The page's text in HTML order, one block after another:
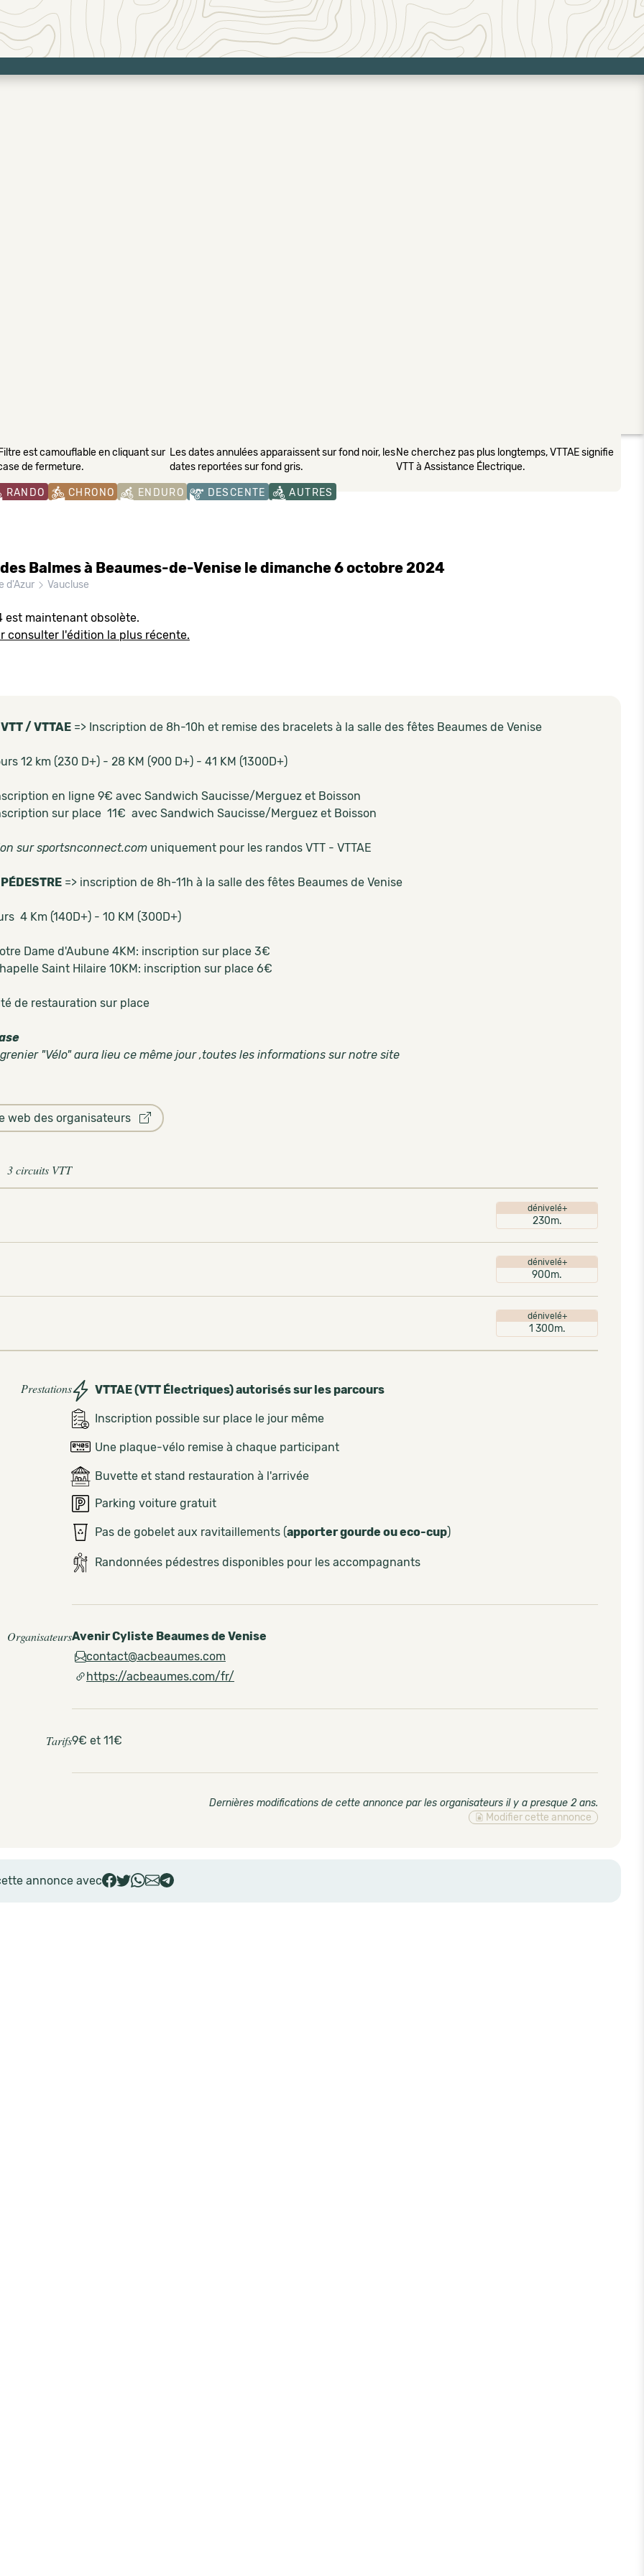
est camouflable en cliquant sur
de fermeture.
Les dates annulées apparaissent sur fond noir, les
dates reportées sur fond gris.
Ne cherchez pas plus longtemps, VTTAE signifie
VTT à Assistance Électrique.
RANDO CHRONO ENDURO DESCENTE AUTRES
Balmes à Beaumes-de-Venise le dimanche 6 octobre 2024
d'Azur Vaucluse
est maintenant obsolète.
consulter l'édition la plus récente.
/ VTTAE => Inscription de 8h-10h et remise des bracelets à la salle des fêtes Beaumes de Venise
12 km (230 D+) - 28 KM (900 D+) - 41 KM (1300D+)
en ligne 9€ avec Sandwich Saucisse/Merguez et Boisson
sur place 11€ avec Sandwich Saucisse/Merguez et Boisson
sur sportsnconnect.com uniquement pour les randos VTT - VTTAE
=> inscription de 8h-11h à la salle des fêtes Beaumes de Venise
4 Km (140D+) - 10 KM (300D+)
Dame d'Aubune 4KM: inscription sur place 3€
Saint Hilaire 10KM: inscription sur place 6€
de restauration sur place
"Vélo" aura lieu ce même jour ,toutes les informations sur notre site
web des organisateurs
3 circuits VTT
dénivelé+
230m.
dénivelé+
900m.
dénivelé+
1 300m.
Prestations VTTAE (VTT Électriques) autorisés sur les parcours
Inscription possible sur place le jour même
Une plaque-vélo remise à chaque participant
Buvette et stand restauration à l'arrivée
Parking voiture gratuit
Pas de gobelet aux ravitaillements (apporter gourde ou eco-cup)
Randonnées pédestres disponibles pour les accompagnants
OrganisateursAvenir Cyliste Beaumes de Venise
contact@acbeaumes.com
https://acbeaumes.com/fr/
Tarifs9€ et 11€
Dernières modifications de cette annonce par les organisateurs il y a presque 2 ans.
Modifier cette annonce
annonce avec